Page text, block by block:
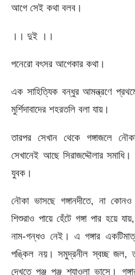
আগে সেই কথা বলব।
।। দুই ।।
পনেরো বৎসর আগেকার কথা।
এক সাহিত্যিক বন্ধুর আমন্ত্রণে
মুর্শিদাবাদের শহরতলি বলা যায়।
তারপর সেখান থেকে গঙ্গাজলে
সেখানেই আছে সিরাজদ্দৌলার
যুবক।
নৌকা ভাসছে গঙ্গানদীতে, না
শিশুরাও পায়ে হেঁটে গঙ্গা পার হয়ে
নাম-গন্ধও নেই। এ গঙ্গার
পঙ্কিল নয়। সমুদ্রনীল স্বচ্ছ জল,
দেখতে পুঞ্জ পুঞ্জ শ্যাওলা ভাসে।